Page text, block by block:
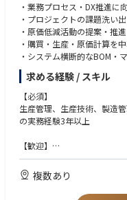
・業務プロセス・DX推進に
・プロジェクトの課題洗い
・原価低減活動の提案・推進
・購買・生産・原価計算を
・システム横断的なBOM・
求める経験 / スキル
【必須】
生産管理、生産技術、製造
の実務経験3年以上
【歓迎】
プロジェクトマネジメント
グマ等）の実務経験、DX推
理会計の実務経験
複数あり